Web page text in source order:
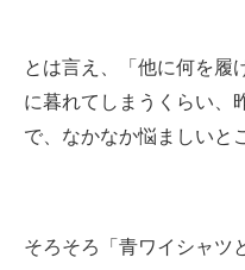
とは言え、「他に何を履
に暮れてしまうくらい、
で、なかなか悩ましいと
そろそろ「青ワイシャツ